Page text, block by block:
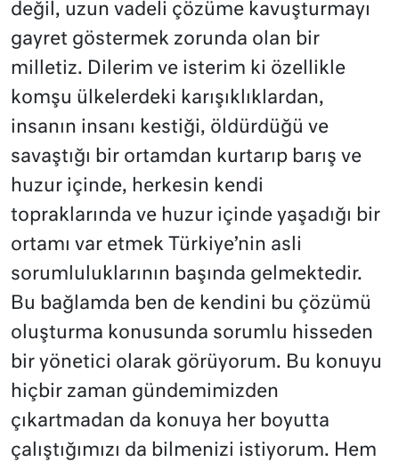
değil, uzun vadeli çözüme kavuşturmayı
gayret göstermek zorunda olan bir
milletiz. Dilerim ve isterim ki özellikle
komşu ülkelerdeki karışıklıklardan,
insanın insanı kestiği, öldürdüğü ve
savaştığı bir ortamdan kurtarıp barış ve
huzur içinde, herkesin kendi
topraklarında ve huzur içinde yaşadığı bir
ortamı var etmek Türkiye’nin asli
sorumluluklarının başında gelmektedir.
Bu bağlamda ben de kendini bu çözümü
oluşturma konusunda sorumlu hisseden
bir yönetici olarak görüyorum. Bu konuyu
hiçbir zaman gündemimizden
çıkartmadan da konuya her boyutta
çalıştığımızı da bilmenizi istiyorum. Hem